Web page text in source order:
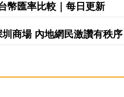
幣匯率比較｜每日更新
商場 內地網民激讚有秩序